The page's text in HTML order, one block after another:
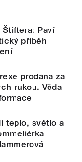
Štiftera: Paví
příběh
prodána za
rukou. Věda
teplo, světlo a